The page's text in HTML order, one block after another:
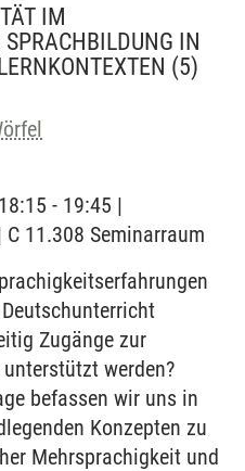
IM
IN
(5)
- 19:45 |
11.308 Seminarraum
Zugänge zur
werden?
befassen wir uns in
Konzepten zu
Mehrsprachigkeit und